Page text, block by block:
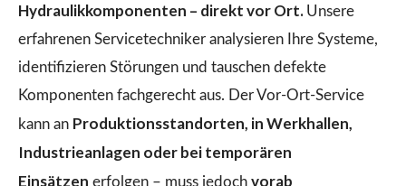
Hydraulikkomponenten – direkt vor Ort. Unsere
erfahrenen Servicetechniker analysieren Ihre Systeme,
identifizieren Störungen und tauschen defekte
Komponenten fachgerecht aus. Der Vor-Ort-Service
kann an Produktionsstandorten, in Werkhallen,
Industrieanlagen oder bei temporären
Einsätzen erfolgen – muss jedoch vorab